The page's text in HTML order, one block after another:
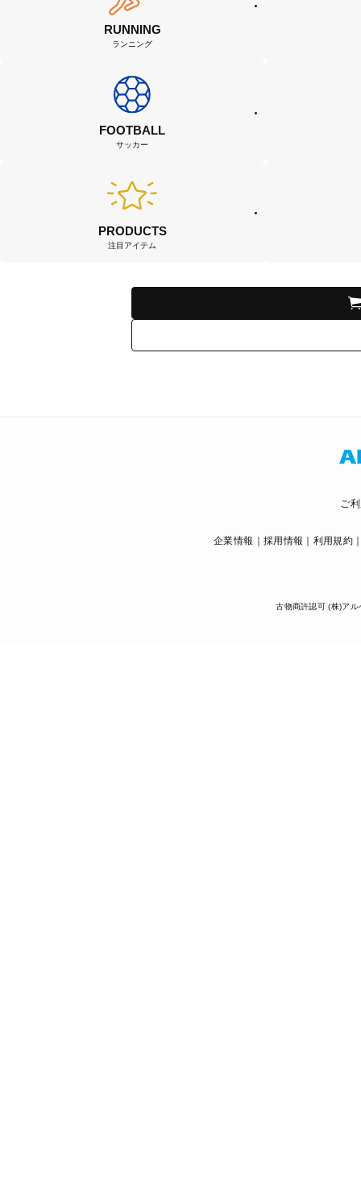
RUNNING
ランニング
FOOTBALL
サッカー
PRODUCTS
注目アイテム
ご
企業情報 採用情報 利用規約
古物商許認可 (株)ア